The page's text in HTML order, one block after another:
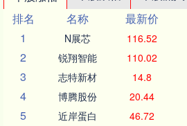
排名
名称 最新价
1
N展芯 116.52
2 锐翔智能 110.02
3 志特新材 14.8
4 博腾股份 20.44
5 近岸蛋白 46.72